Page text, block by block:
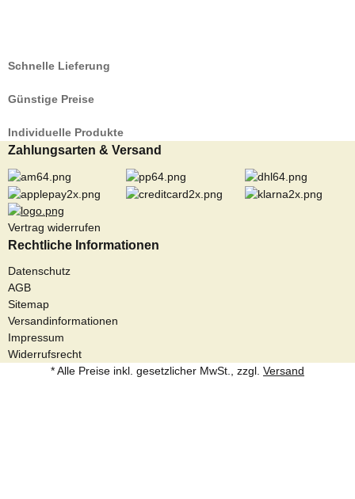
Schnelle Lieferung
Günstige Preise
Individuelle Produkte
Zahlungsarten & Versand
Vertrag widerrufen
Rechtliche Informationen
Datenschutz
AGB
Sitemap
Versandinformationen
Impressum
Widerrufsrecht
* Alle Preise inkl. gesetzlicher MwSt., zzgl. Versand